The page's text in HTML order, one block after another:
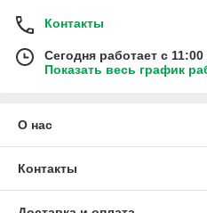
Контакты
Сегодня работает с
Показать весь график
О нас
Контакты